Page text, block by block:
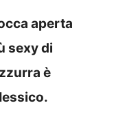
aperta
sexy di
è